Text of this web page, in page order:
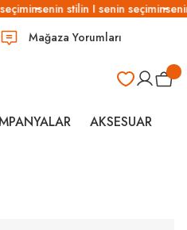
senin stilin I senin seçiminsenin
Mağaza Yorumları
AKSESUAR